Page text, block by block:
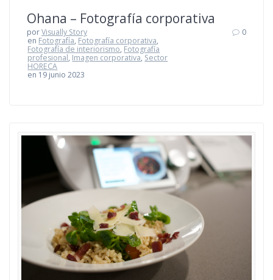
Ohana – Fotografía corporativa
porVisually Story
en Fotografía, Fotografía corporativa,
Fotografía de interiorismo, Fotografía
profesional, Imagen corporativa, Sector
HORECA
en 19 junio 2023
0